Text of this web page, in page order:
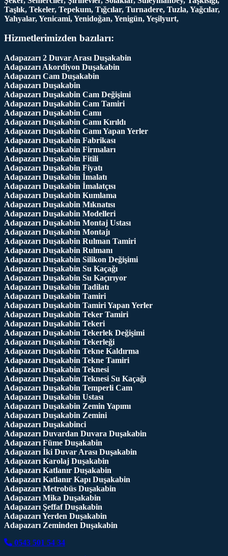
Taşlık, Tekeler, Tepekum, Tığcılar, Turnadere, Tuzla, Yağcılar,
Yahyalar, Yenicami, Yenidoğan, Yenigün, Yeşilyurt,
Hizmetlerimizden bazıları:
Adapazarı 2 Duvar Arası Duşakabin
Adapazarı Akordiyon Duşakabin
Adapazarı Cam Duşakabin
Adapazarı Duşakabin
Adapazarı Duşakabin Cam Değişimi
Adapazarı Duşakabin Cam Tamiri
Adapazarı Duşakabin Camı
Adapazarı Duşakabin Camı Kırıldı
Adapazarı Duşakabin Camı Yapan Yerler
Adapazarı Duşakabin Fabrikası
Adapazarı Duşakabin Firmaları
Adapazarı Duşakabin Fitili
Adapazarı Duşakabin Fiyatı
Adapazarı Duşakabin İmalatı
Adapazarı Duşakabin İmalatçısı
Adapazarı Duşakabin Kumlama
Adapazarı Duşakabin Mıknatısı
Adapazarı Duşakabin Modelleri
Adapazarı Duşakabin Montaj Ustası
Adapazarı Duşakabin Montajı
Adapazarı Duşakabin Rulman Tamiri
Adapazarı Duşakabin Rulmanı
Adapazarı Duşakabin Silikon Değişimi
Adapazarı Duşakabin Su Kaçağı
Adapazarı Duşakabin Su Kaçırıyor
Adapazarı Duşakabin Tadilatı
Adapazarı Duşakabin Tamiri
Adapazarı Duşakabin Tamiri Yapan Yerler
Adapazarı Duşakabin Teker Tamiri
Adapazarı Duşakabin Tekeri
Adapazarı Duşakabin Tekerlek Değişimi
Adapazarı Duşakabin Tekerleği
Adapazarı Duşakabin Tekne Kaldırma
Adapazarı Duşakabin Tekne Tamiri
Adapazarı Duşakabin Teknesi
Adapazarı Duşakabin Teknesi Su Kaçağı
Adapazarı Duşakabin Temperli Cam
Adapazarı Duşakabin Ustası
Adapazarı Duşakabin Zemin Yapımı
Adapazarı Duşakabin Zemini
Adapazarı Duşakabinci
Adapazarı Duvardan Duvara Duşakabin
Adapazarı Füme Duşakabin
Adapazarı İki Duvar Arası Duşakabin
Adapazarı Karolaj Duşakabin
Adapazarı Katlanır Duşakabin
Adapazarı Katlanır Kapı Duşakabin
Adapazarı Metrobüs Duşakabin
Adapazarı Mika Duşakabin
Adapazarı Şeffaf Duşakabin
Adapazarı Yerden Duşakabin
Adapazarı Zeminden Duşakabin
0543 501 54 34